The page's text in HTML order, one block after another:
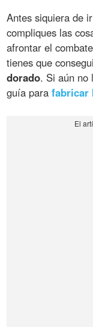
Antes siquiera de
compliques las
afrontar el
tienes que
dorado. Si aún no
guía parafabricar